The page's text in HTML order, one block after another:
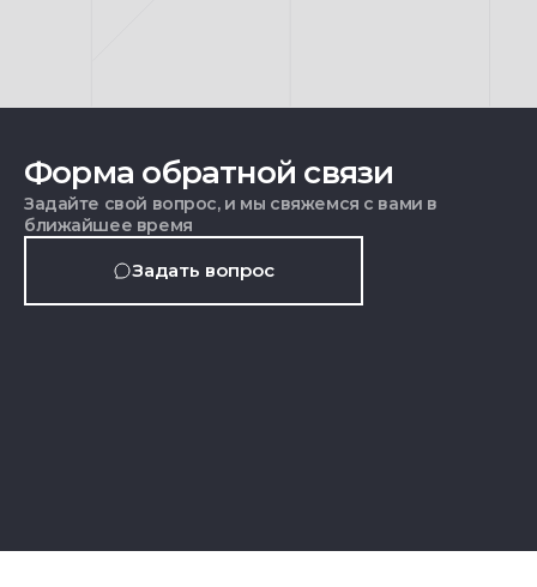
Форма обратной связи
Задайте свой вопрос, и мы свяжемся с вами в
ближайшее время
Задать вопрос